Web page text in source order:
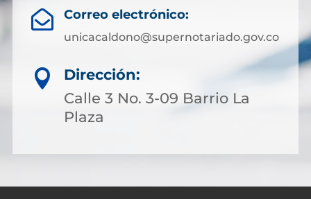
 Correo electrónico:
unicacaldono@supernotariado.gov.co

Dirección:
Calle 3 No. 3-09 Barrio La
Plaza